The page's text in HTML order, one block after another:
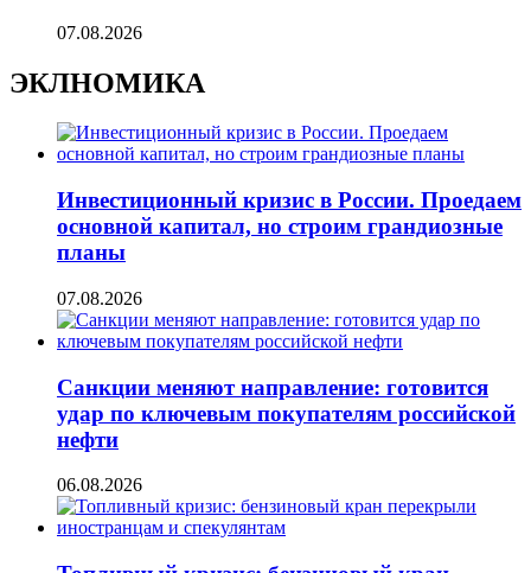
07.08.2026
ЭКЛНОМИКА
Инвестиционный кризис в России. Проедаем
основной капитал, но строим грандиозные
планы
07.08.2026
Санкции меняют направление: готовится
удар по ключевым покупателям российской
нефти
06.08.2026